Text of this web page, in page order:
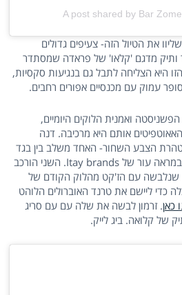
A post shared by Bar
את הטיול הזה- צעיפים גדולים
ותיק מדגם 'קלאו' של פראדה שמסתדר
היא הצליחה לתבל גם בנגיעות סקסיות,
עמוק עם מכנסיים אפורים רחבים.
ואמנית הלוקים היומיים,
אותם היא מרכיבה. דנה
הצבע השחור- האחד משלב בין בגד
גוף וז'קט של זארה, למכנסיים במראה עור של Itay brands. השני הורכב
שנלבשה עם הז'קט מהלוק הקודם של
כדי ליישם את טרנד האוברולים הלוהט
כאן. זרמון לבשה את שלה עם עם סריג
של קלואה. ביג לייק.